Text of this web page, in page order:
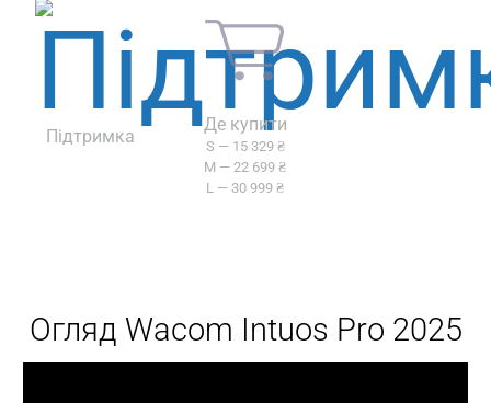
Підтримка
Де купити
S — 15 329 ₴
M — 22 699 ₴
L — 30 999 ₴
Огляд Wacom Intuos Pro 2025